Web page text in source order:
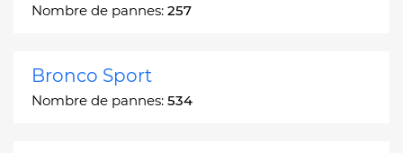
Nombre de pannes: 257
Bronco Sport
Nombre de pannes: 534